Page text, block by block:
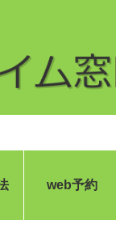
web予約